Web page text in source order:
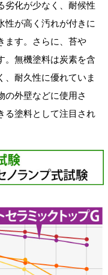
劣化が少なく、耐候性
性が高く汚れが付きに
ます。さらに、苔や
。無機塗料は炭素を含
、耐久性に優れていま
の外壁などに使用さ
る塗料として注目され